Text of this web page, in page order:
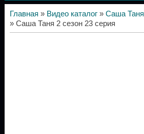
Главная » Видео каталог» Саша Таня
» Саша Таня 2 сезон 23 серия